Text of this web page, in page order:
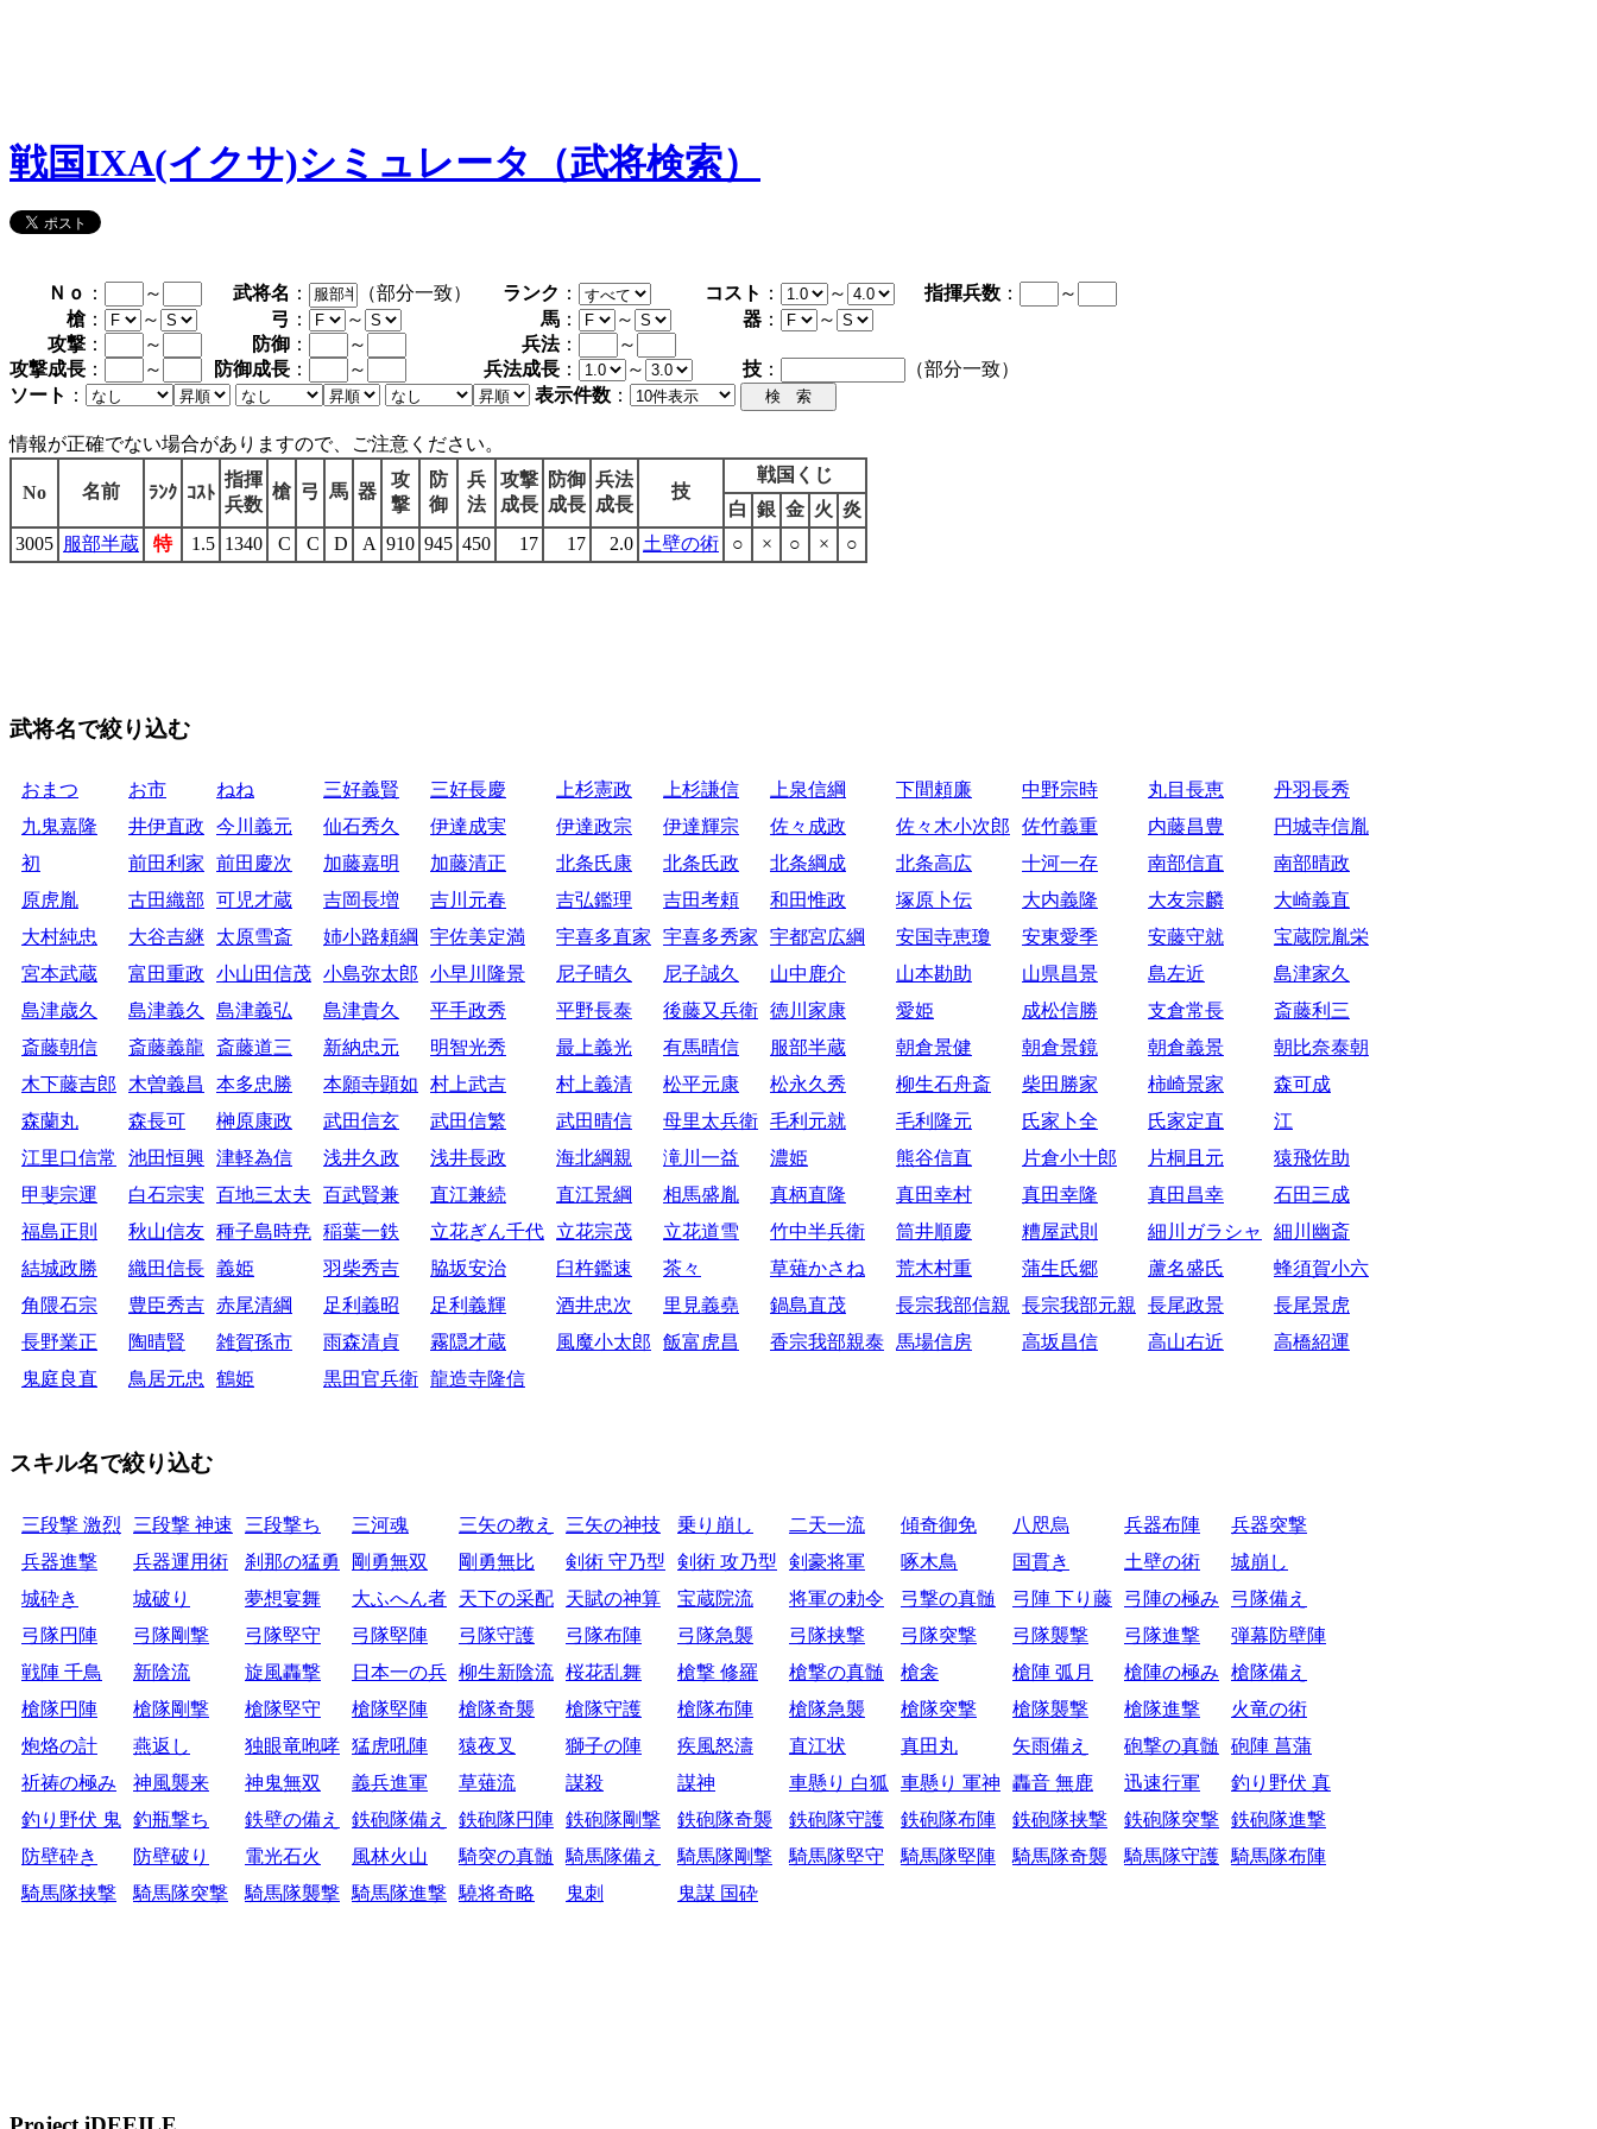
戦国IXA(イクサ)シミュレータ（武将検索）
Ｎｏ ： ～ 武将名 ： （部分一致） ランク ： コスト ： ～ 指揮兵数 ：
～
槍 ： ～ 弓 ： ～ 馬 ： ～ 器 ：
～
攻撃 ： ～ 防御 ： ～ 兵法：
～
攻撃成長 ： ～ 防御成長 ： ～ 兵法成長 ： ～ 技 ：
（部分一致）
ソート ： 表示件数 ：
情報が正確でない場合がありますので、ご注意ください。
No 名前 ﾗﾝｸ ｺｽﾄ
指揮
兵数
槍 弓 馬 器
攻
撃
防
御
兵
法
攻撃
成長
防御
成長
兵法
成長
技
戦国くじ
白 銀 金 火 炎
3005 服部半蔵 特 1.5 1340 C C D A 910 945 450 17 17 2.0 土壁の術 ○ × ○ × ○
武将名で絞り込む
おまつ お市 ねね 三好義賢 三好長慶 上杉憲政 上杉謙信 上泉信綱 下間頼廉 中野宗時 丸目長恵
丹羽長秀
九鬼嘉隆
井伊直政 今川義元 仙石秀久 伊達成実 伊達政宗 伊達輝宗 佐々成政 佐々木小次郎 佐竹義重 内藤昌豊
円城寺信胤
初
前田利家 前田慶次 加藤嘉明 加藤清正 北条氏康 北条氏政 北条綱成 北条高広 十河一存 南部信直
南部晴政
原虎胤
古田織部 可児才蔵 吉岡長増 吉川元春 吉弘鑑理 吉田考頼 和田惟政 塚原卜伝 大内義隆 大友宗麟
大崎義直
大村純忠
大谷吉継 太原雪斎 姉小路頼綱 宇佐美定満 宇喜多直家 宇喜多秀家 宇都宮広綱 安国寺恵瓊 安東愛季 安藤守就
宝蔵院胤栄
宮本武蔵
富田重政 小山田信茂 小島弥太郎 小早川隆景 尼子晴久 尼子誠久 山中鹿介 山本勘助 山県昌景 島左近
島津家久
島津歳久
島津義久 島津義弘 島津貴久 平手政秀 平野長泰 後藤又兵衛 徳川家康 愛姫 成松信勝 支倉常長
斎藤利三
斎藤朝信
斎藤義龍 斎藤道三 新納忠元 明智光秀 最上義光 有馬晴信 服部半蔵 朝倉景健 朝倉景鏡 朝倉義景
朝比奈泰朝
木下藤吉郎
木曽義昌 本多忠勝 本願寺顕如 村上武吉 村上義清 松平元康 松永久秀 柳生石舟斎 柴田勝家 柿崎景家
森可成
森蘭丸
森長可 榊原康政 武田信玄 武田信繁 武田晴信 母里太兵衛 毛利元就 毛利隆元 氏家卜全 氏家定直
江
江里口信常
池田恒興 津軽為信 浅井久政 浅井長政 海北綱親 滝川一益 濃姫 熊谷信直 片倉小十郎 片桐且元
猿飛佐助
甲斐宗運
白石宗実 百地三太夫 百武賢兼 直江兼続 直江景綱 相馬盛胤 真柄直隆 真田幸村 真田幸隆 真田昌幸
石田三成
福島正則
秋山信友 種子島時尭 稲葉一鉄 立花ぎん千代 立花宗茂 立花道雪 竹中半兵衛 筒井順慶 糟屋武則 細川ガラシャ
細川幽斎
結城政勝
織田信長 義姫 羽柴秀吉 脇坂安治 臼杵鑑速 茶々 草薙かさね 荒木村重 蒲生氏郷 蘆名盛氏
蜂須賀小六
角隈石宗
豊臣秀吉 赤尾清綱 足利義昭 足利義輝 酒井忠次 里見義堯 鍋島直茂 長宗我部信親 長宗我部元親 長尾政景
長尾景虎
長野業正
陶晴賢 雑賀孫市 雨森清貞 霧隠才蔵 風魔小太郎 飯富虎昌 香宗我部親泰 馬場信房 高坂昌信 高山右近
高橋紹運
鬼庭良直
鳥居元忠 鶴姫 黒田官兵衛 龍造寺隆信
スキル名で絞り込む
三段撃 激烈 三段撃 神速 三段撃ち 三河魂 三矢の教え 三矢の神技 乗り崩し 二天一流 傾奇御免 八咫烏 兵器布陣
兵器突撃
兵器進撃
兵器運用術 刹那の猛勇 剛勇無双 剛勇無比 剣術 守乃型 剣術 攻乃型 剣豪将軍 啄木鳥 国貫き 土壁の術
城崩し
城砕き
城破り 夢想宴舞 大ふへん者 天下の采配 天賦の神算 宝蔵院流 将軍の勅令 弓撃の真髄 弓陣 下り藤 弓陣の極み
弓隊備え
弓隊円陣
弓隊剛撃 弓隊堅守 弓隊堅陣 弓隊守護 弓隊布陣 弓隊急襲 弓隊挟撃 弓隊突撃 弓隊襲撃 弓隊進撃
弾幕防壁陣
戦陣 千鳥
新陰流 旋風轟撃 日本一の兵 柳生新陰流 桜花乱舞 槍撃 修羅 槍撃の真髄 槍衾 槍陣 弧月 槍陣の極み
槍隊備え
槍隊円陣
槍隊剛撃 槍隊堅守 槍隊堅陣 槍隊奇襲 槍隊守護 槍隊布陣 槍隊急襲 槍隊突撃 槍隊襲撃 槍隊進撃
火竜の術
炮烙の計
燕返し 独眼竜咆哮 猛虎吼陣 猿夜叉 獅子の陣 疾風怒濤 直江状 真田丸 矢雨備え 砲撃の真髄
砲陣 菖蒲
祈祷の極み
神風襲来 神鬼無双 義兵進軍 草薙流 謀殺 謀神 車懸り 白狐 車懸り 軍神 轟音 無鹿 迅速行軍
釣り野伏 真
釣り野伏 鬼 釣瓶撃ち 鉄壁の備え 鉄砲隊備え 鉄砲隊円陣 鉄砲隊剛撃 鉄砲隊奇襲 鉄砲隊守護 鉄砲隊布陣 鉄砲隊挟撃 鉄砲隊突撃 鉄砲隊進撃
防壁砕き
防壁破り 電光石火 風林火山 騎突の真髄 騎馬隊備え 騎馬隊剛撃 騎馬隊堅守 騎馬隊堅陣 騎馬隊奇襲 騎馬隊守護 騎馬隊布陣
騎馬隊挟撃
騎馬隊突撃 騎馬隊襲撃 騎馬隊進撃 驍将奇略 鬼刺 鬼謀 国砕